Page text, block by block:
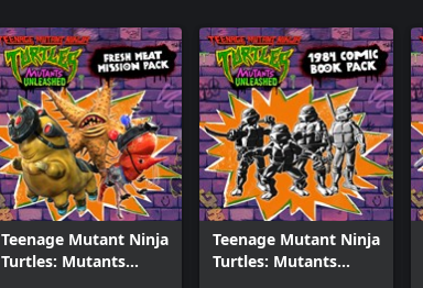
Teenage Mutant Ninja
Turtles: Mutants
Teenage Mutant Ninja
Turtles: Mutants